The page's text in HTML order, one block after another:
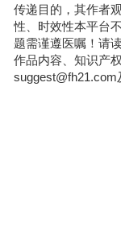
传递目的，其作者
性、时效性本平台
题需谨遵医嘱！请
作品内容、知识产
suggest@fh21.com